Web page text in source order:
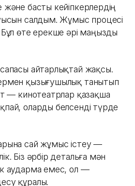
және басты кейіпкерлердің
салдым. Жұмыс процесі
өте ерекше әрі маңызды
айтарлықтай жақсы.
қызығушылық танытып
— кинотеатрлар қазақша
оларды белсенді түрде
сай жұмыс істеу —
Біз әрбір детальға мән
аударма емес, ол —
құралы.